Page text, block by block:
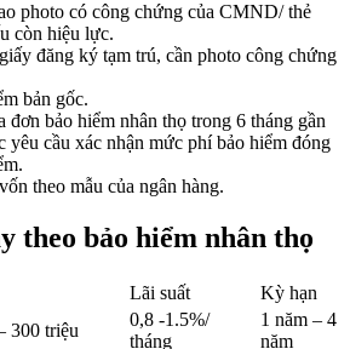
photo có công chứng của CMND/ thẻ
còn hiệu lực.
đăng ký tạm trú, cần photo công chứng
bản gốc.
đơn bảo hiểm nhân thọ trong 6 tháng gần
yêu cầu xác nhận mức phí bảo hiểm đóng
theo mẫu của ngân hàng.
theo bảo hiểm nhân thọ
Lãi suất
Kỳ hạn
300 triệu
0,8 -1.5%/
tháng
1 năm – 4
năm